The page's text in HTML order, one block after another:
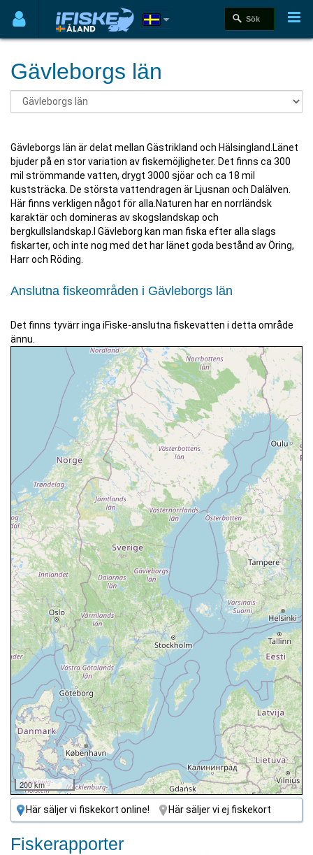
Gävleborgs län
Gävleborgs län är delat mellan Gästrikland och Hälsingland.Länet
bjuder på en stor variation av fiskemöjligheter. Det finns ca 300
mil strömmande vatten, drygt 3000 sjöar och ca 18 mil
kuststräcka. De största vattendragen är Ljusnan och Dalälven.
Här finns verkligen något för alla.Naturen har en norrländsk
karaktär och domineras av skogslandskap och
bergkullslandskap.I Gävleborg kan man fiska efter alla slags
fiskarter, och inte nog med det har länet goda bestånd av Öring,
Harr och Röding.
Anslutna fiskeområden i Gävleborgs län
Det finns tyvärr inga iFiske-anslutna fiskevatten i detta område
ännu.
200 km
Här säljer vi fiskekort online! Här säljer vi ej fiskekort
Fiskerapporter